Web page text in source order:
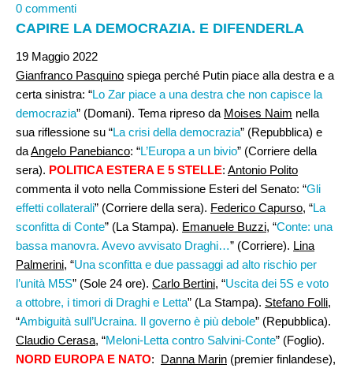
0 commenti
CAPIRE LA DEMOCRAZIA. E DIFENDERLA
19 Maggio 2022
Gianfranco Pasquino spiega perché Putin piace alla destra e a
certa sinistra: “Lo Zar piace a una destra che non capisce la
democrazia” (Domani). Tema ripreso da Moises Naim nella
sua riflessione su “La crisi della democrazia” (Repubblica) e
daAngelo Panebianco: “L’Europa a un bivio” (Corriere della
sera). POLITICA ESTERA E 5 STELLE: Antonio Polito
commenta il voto nella Commissione Esteri del Senato: “Gli
effetti collaterali” (Corriere della sera). Federico Capurso, “La
sconfitta di Conte” (La Stampa). Emanuele Buzzi, “Conte: una
bassa manovra. Avevo avvisato Draghi…” (Corriere). Lina
Palmerini, “Una sconfitta e due passaggi ad alto rischio per
l’unità M5S” (Sole 24 ore). Carlo Bertini, “Uscita dei 5S e voto
a ottobre, i timori di Draghi e Letta” (La Stampa). Stefano Folli,
“Ambiguità sull’Ucraina. Il governo è più debole” (Repubblica).
Claudio Cerasa, “Meloni-Letta contro Salvini-Conte” (Foglio).
NORD EUROPA E NATO: Danna Marin (premier finlandese),